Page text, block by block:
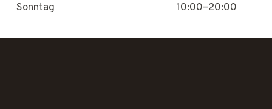
Sonntag
10:00–20:00